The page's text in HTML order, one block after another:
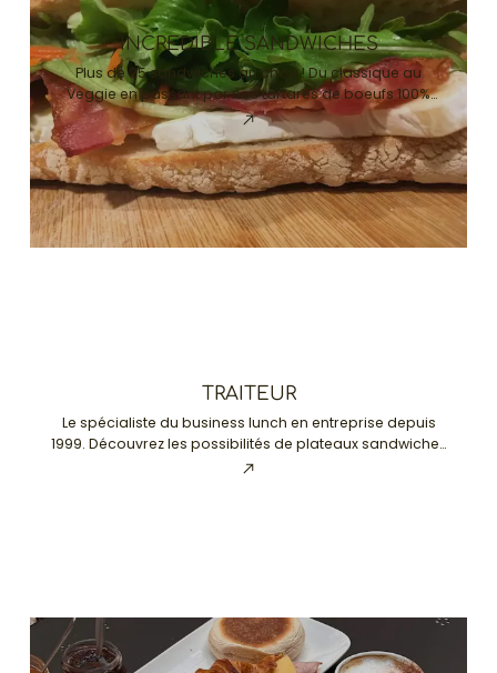
INCREDIBLE SANDWICHES
Plus de 25 sandwiches au choix ! Du classique au
Veggie en passant par nos tartares de boeufs 100%
faits minutes !
TRAITEUR
Le spécialiste du business lunch en entreprise depuis
1999. Découvrez les possibilités de plateaux sandwiches
et plus...